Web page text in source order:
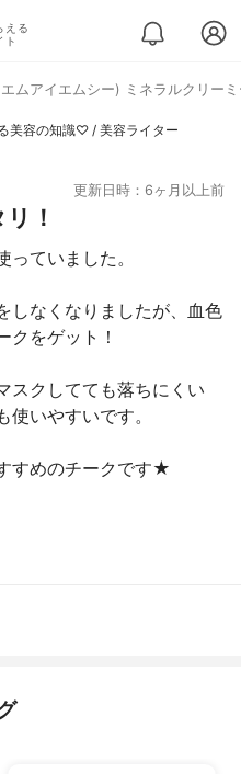
える
ト
ムアイエムシー) ミネラルクリー
美容の知識♡ / 美容ライター
更新日時：6ヶ月以上前
！
ていました。
しなくなりましたが、血色
クをゲット！
スクしてても落ちにくい
いやすいです。
すめのチークです★